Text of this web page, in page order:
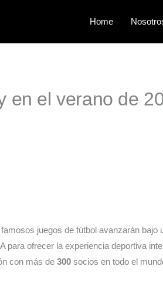
Home
en el verano de
juegos de fútbol avanzarán bajo
para ofrecer la experiencia deportiva
con más de 300 socios en todo el